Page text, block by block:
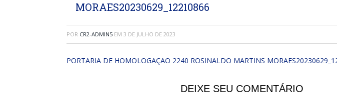
MORAES20230629_12210866
POR CR2-ADMIN5 EM 3 DE JULHO DE 2023
PORTARIA DE HOMOLOGAÇÃO 2240 ROSINALDO MARTINS
DEIXE SEU COMENTÁRIO